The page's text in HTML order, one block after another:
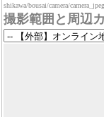
shikawa/bousai/camera/
撮影範囲と周辺